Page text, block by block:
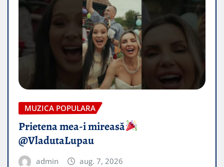
MUZICA POPULARA
Prietena mea-i mireasă​
@VladutaLupau
admin aug. 7, 2026